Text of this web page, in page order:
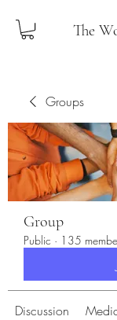
The
Groups
Group
Public · 135
Discussion